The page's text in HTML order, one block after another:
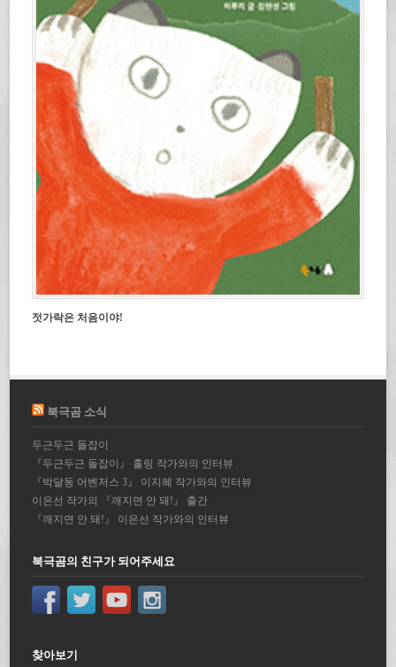
젓가락은 처음이야!
북극곰 소식
두근두근 돌잡이
『두근두근 돌잡이』 홀링 작가와의 인터뷰
『박달동 어벤저스 3』 이지혜 작가와의 인터뷰
이은선 작가의 『깨지면 안 돼!』 출간
『깨지면 안 돼!』 이은선 작가와의 인터뷰
북극곰의 친구가 되어주세요
찾아보기